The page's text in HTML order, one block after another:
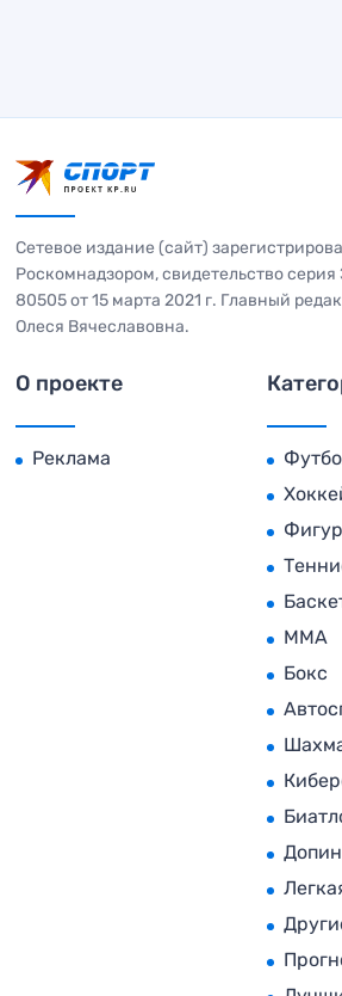
Сетевое издание (сайт)
Роскомнадзором, свидетельство
80505 от 15 марта 2021 г. Главный
Олеся Вячеславовна.
О проекте
Реклама
MMA
Бокс